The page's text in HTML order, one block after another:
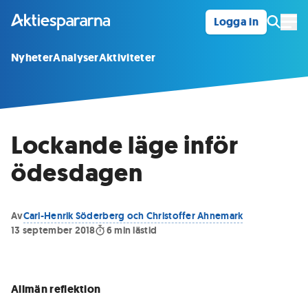
Logga in
NyheterAnalyserAktiviteter
Lockande läge inför
ödesdagen
AvCarl-Henrik Söderberg och Christoffer Ahnemark
13 september 2018
6min lästid
Allmän reflektion